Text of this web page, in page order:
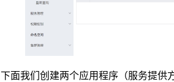
下面我们创建两个应用程序（服务提供